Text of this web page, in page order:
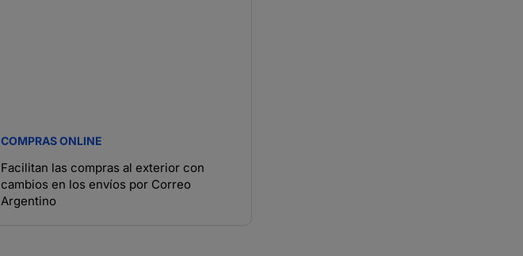
COMPRAS ONLINE
Facilitan las compras al exterior con
cambios en los envíos por Correo
Argentino